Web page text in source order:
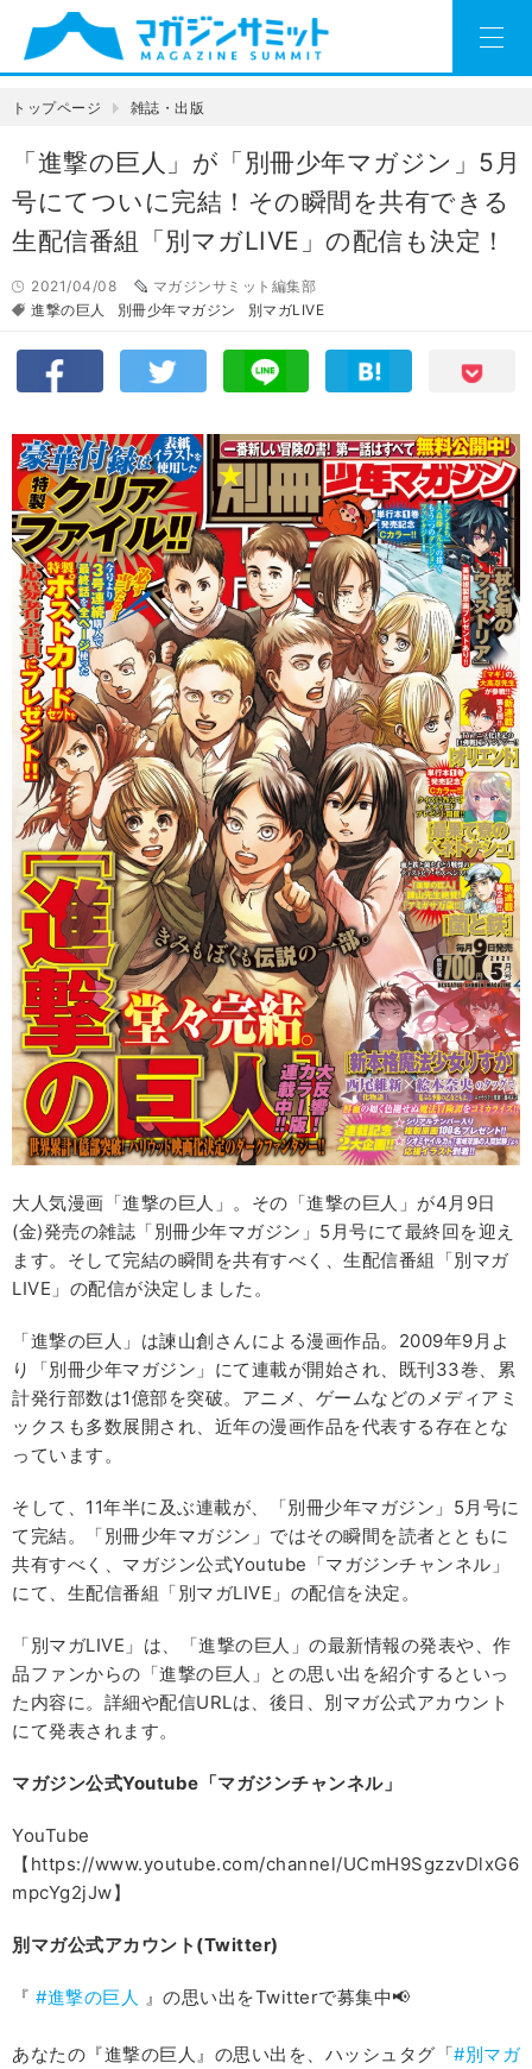
トップページ 雑誌・出版
「進撃の巨人」が「別冊少年マガジン」5月
号にてついに完結！その瞬間を共有できる
生配信番組「別マガLIVE」の配信も決定！
2021/04/08
マガジンサミット編集部
進撃の巨人
別冊少年マガジン 別マガLIVE
大人気漫画「進撃の巨人」。その「進撃の巨人」が4月9日
(金)発売の雑誌「別冊少年マガジン」5月号にて最終回を迎え
ます。そして完結の瞬間を共有すべく、生配信番組「別マガ
LIVE」の配信が決定しました。
「進撃の巨人」は諫山創さんによる漫画作品。2009年9月よ
り「別冊少年マガジン」にて連載が開始され、既刊33巻、累
計発行部数は1億部を突破。アニメ、ゲームなどのメディアミ
ックスも多数展開され、近年の漫画作品を代表する存在とな
っています。
そして、11年半に及ぶ連載が、「別冊少年マガジン」5月号に
て完結。「別冊少年マガジン」ではその瞬間を読者とともに
共有すべく、マガジン公式Youtube「マガジンチャンネル」
にて、生配信番組「別マガLIVE」の配信を決定。
「別マガLIVE」は、「進撃の巨人」の最新情報の発表や、作
品ファンからの「進撃の巨人」との思い出を紹介するといっ
た内容に。詳細や配信URLは、後日、別マガ公式アカウント
にて発表されます。
マガジン公式Youtube 「マガジンチャンネル」
YouTube
【https://www.youtube.com/channel/UCmH9SgzzvDlxG6
mpcYg2jJw】
別マガ公式アカウント(Twitter)
『 #進撃の巨人 』の思い出をTwitterで募集中📢
あなたの『進撃の巨人』の思い出を、ハッシュタグ「#別マガ